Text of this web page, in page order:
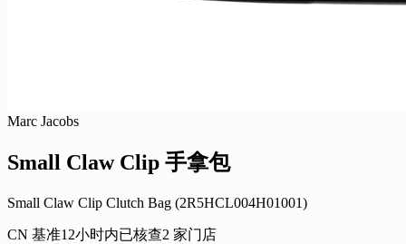
Marc Jacobs
Small Claw Clip 手拿包
Small Claw Clip Clutch Bag (2R5HCL004H01001)
CN 基准12小时内已核查2 家门店